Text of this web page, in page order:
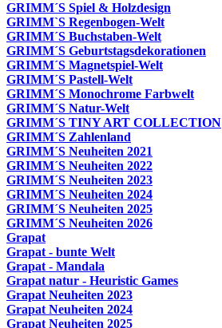
GRIMM´S Spiel & Holzdesign
GRIMM`S Regenbogen-Welt
GRIMM´S Buchstaben-Welt
GRIMM´S Geburtstagsdekorationen
GRIMM´S Magnetspiel-Welt
GRIMM´S Pastell-Welt
GRIMM´S Monochrome Farbwelt
GRIMM´S Natur-Welt
GRIMM´S TINY ART COLLECTION
GRIMM´S Zahlenland
GRIMM´S Neuheiten 2021
GRIMM´S Neuheiten 2022
GRIMM´S Neuheiten 2023
GRIMM´S Neuheiten 2024
GRIMM´S Neuheiten 2025
GRIMM´S Neuheiten 2026
Grapat
Grapat - bunte Welt
Grapat - Mandala
Grapat natur - Heuristic Games
Grapat Neuheiten 2023
Grapat Neuheiten 2024
Grapat Neuheiten 2025